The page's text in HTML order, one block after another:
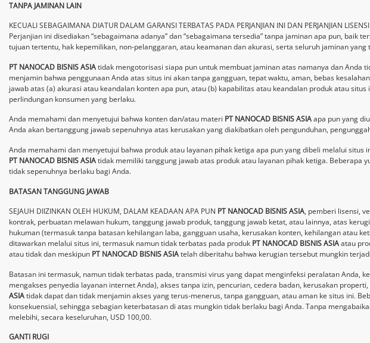
TANPA JAMINAN LAIN
KECUALI SEBAGAIMANA DIATUR DALAM GARANSI TERBATAS PADA PERJANJIAN INI DAN PERJANJIAN
Perjanjian ini disediakan “sebagaimana adanya” dan “sebagaimana tersedia” tanpa jaminan apa pun,
tujuan tertentu, hak kepemilikan, non-pelanggaran, atau keamanan dan akurasi, serta seluruh jaminan
PT NANOCAD BISNIS ASIAtidak mengotorisasi siapa pun untuk membuat jaminan atas namanya dan Anda
menjamin bahwa penggunaan Anda atas situs ini akan tanpa gangguan, tepat waktu, aman, bebas
jawab atas (a) akurasi atau keandalan konten apa pun, atau (b) kapabilitas atau keandalan produk atau
perlindungan konsumen yang berlaku.
Anda memahami dan menyetujui bahwa konten dan/atau materi PT NANOCAD BISNIS ASIAapa pun yang
Anda akan bertanggung jawab sepenuhnya atas kerusakan yang diakibatkan oleh pengunduhan,
Anda memahami dan menyetujui bahwa produk atau layanan pihak ketiga apa pun yang dibeli melalui
PT NANOCAD BISNIS ASIAtidak memiliki tanggung jawab atas produk atau layanan pihak ketiga.
tidak sepenuhnya berlaku bagi Anda.
BATASAN TANGGUNG JAWAB
SEJAUH DIIZINKAN OLEH HUKUM, DALAM KEADAAN APA PUN PT NANOCAD BISNIS ASIA, pemberi lisensi,
kontrak, perbuatan melawan hukum, tanggung jawab produk, tanggung jawab ketat, atau lainnya, atas
hukuman (termasuk tanpa batasan kehilangan laba, gangguan usaha, kerusakan konten, kehilangan atau
ditawarkan melalui situs ini, termasuk namun tidak terbatas pada produk PT NANOCAD BISNIS ASIAatau
atau tidak dan meskipun PT NANOCAD BISNIS ASIAtelah diberitahu bahwa kerugian tersebut mungkin
Batasan ini termasuk, namun tidak terbatas pada, transmisi virus yang dapat menginfeksi peralatan
mengakses penyedia layanan internet Anda), akses tanpa izin, pencurian, cedera badan, kerusakan
ASIAtidak dapat dan tidak menjamin akses yang terus-menerus, tanpa gangguan, atau aman ke situs ini.
konsekuensial, sehingga sebagian keterbatasan di atas mungkin tidak berlaku bagi Anda. Tanpa
melebihi, secara keseluruhan, USD 100,00.
GANTI RUGI